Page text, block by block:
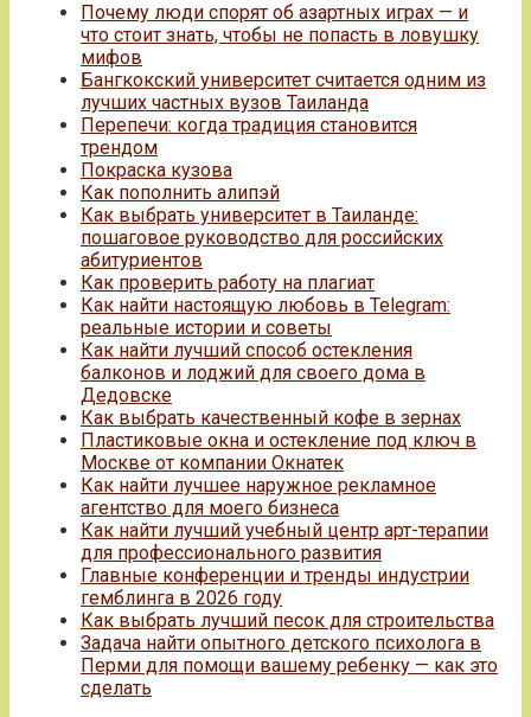
Почему люди спорят об азартных играх — и
что стоит знать, чтобы не попасть в ловушку
мифов
Бангкокский университет считается одним из
лучших частных вузов Таиланда
Перепечи: когда традиция становится
трендом
Покраска кузова
Как пополнить алипэй
Как выбрать университет в Таиланде:
пошаговое руководство для российских
абитуриентов
Как проверить работу на плагиат
Как найти настоящую любовь в Telegram:
реальные истории и советы
Как найти лучший способ остекления
балконов и лоджий для своего дома в
Дедовске
Как выбрать качественный кофе в зернах
Пластиковые окна и остекление под ключ в
Москве от компании Окнатек
Как найти лучшее наружное рекламное
агентство для моего бизнеса
Как найти лучший учебный центр арт-терапии
для профессионального развития
Главные конференции и тренды индустрии
гемблинга в 2026 году
Как выбрать лучший песок для строительства
Задача найти опытного детского психолога в
Перми для помощи вашему ребенку — как это
сделать